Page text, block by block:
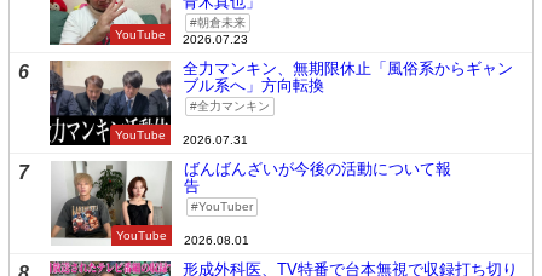
YouTube
朝倉未来
2026.07.23
6
YouTube
全力マンキン、無期限休止「風俗系からギャン
ブル系へ」方向転換
全力マンキン
2026.07.31
7
YouTube
ばんばんざいが今後の活動について報
告
YouTuber
2026.08.01
形成外科医、TV特番で台本無視で収録打ち切り